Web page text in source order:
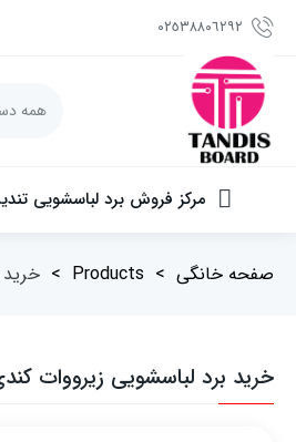
٠٢٥٣٨٨٠٦٢٩٢
مرکز فروش برد لباسشویی
صفحه خانگی >
Products
>
خرید برد لباسشویی زیرووات